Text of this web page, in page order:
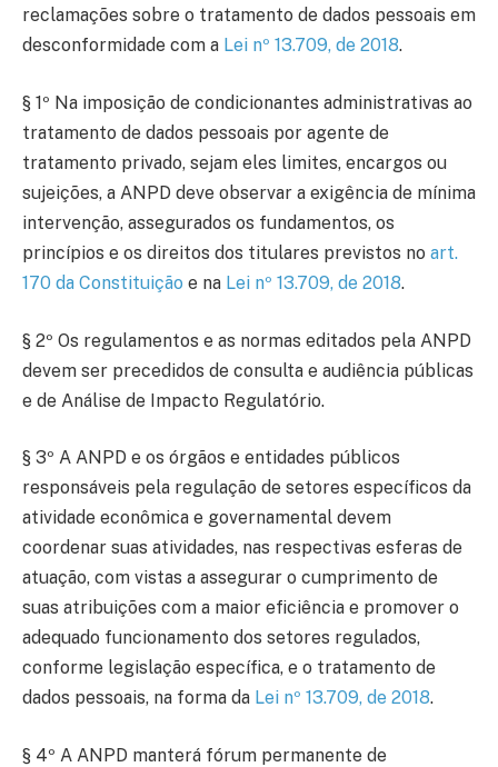
reclamações sobre o tratamento de dados pessoais em
desconformidade com a Lei nº 13.709, de 2018.
§ 1º Na imposição de condicionantes administrativas ao
tratamento de dados pessoais por agente de
tratamento privado, sejam eles limites, encargos ou
sujeições, a ANPD deve observar a exigência de mínima
intervenção, assegurados os fundamentos, os
princípios e os direitos dos titulares previstos no art.
170 da Constituição e na Lei nº 13.709, de 2018.
§ 2º Os regulamentos e as normas editados pela ANPD
devem ser precedidos de consulta e audiência públicas
e de Análise de Impacto Regulatório.
§ 3º A ANPD e os órgãos e entidades públicos
responsáveis pela regulação de setores específicos da
atividade econômica e governamental devem
coordenar suas atividades, nas respectivas esferas de
atuação, com vistas a assegurar o cumprimento de
suas atribuições com a maior eficiência e promover o
adequado funcionamento dos setores regulados,
conforme legislação específica, e o tratamento de
dados pessoais, na forma da Lei nº 13.709, de 2018.
§ 4º A ANPD manterá fórum permanente de